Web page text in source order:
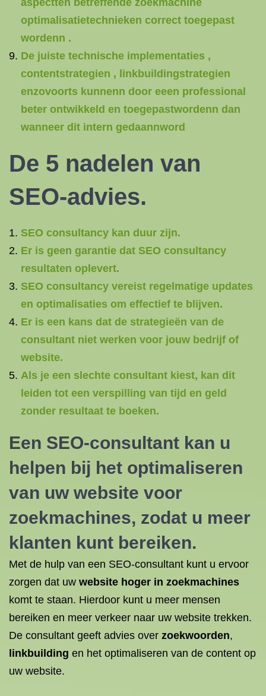
aspectten betreffende zoekmachine
optimalisatietechnieken correct toegepast
wordenn .
De juiste technische implementaties ,
contentstrategien , linkbuildingstrategien
enzovoorts kunnenn door eeen professional
beter ontwikkeld en toegepastwordenn dan
wanneer dit intern gedaannword
De 5 nadelen van
SEO-advies.
SEO consultancy kan duur zijn.
Er is geen garantie dat SEO consultancy
resultaten oplevert.
SEO consultancy vereist regelmatige updates
en optimalisaties om effectief te blijven.
Er is een kans dat de strategieën van de
consultant niet werken voor jouw bedrijf of
website.
Als je een slechte consultant kiest, kan dit
leiden tot een verspilling van tijd en geld
zonder resultaat te boeken.
Een SEO-consultant kan u
helpen bij het optimaliseren
van uw website voor
zoekmachines, zodat u meer
klanten kunt bereiken.
Met de hulp van een SEO-consultant kunt u ervoor
zorgen dat uw website hoger in zoekmachines
komt te staan. Hierdoor kunt u meer mensen
bereiken en meer verkeer naar uw website trekken.
De consultant geeft advies over zoekwoorden,
linkbuilding en het optimaliseren van de content op
uw website.